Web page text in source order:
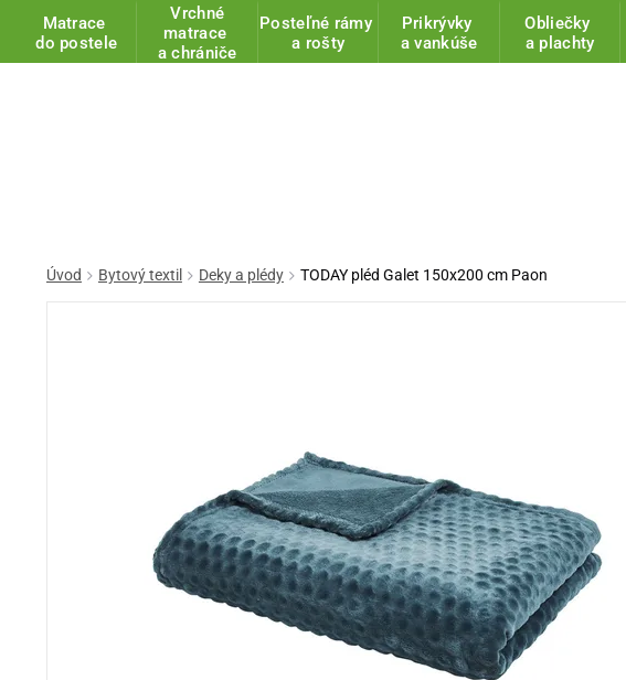
Matrace
do postele
Vrchné
matrace
a chrániče
Posteľné rámy
a rošty
Prikrývky
a vankúše
Obliečky
a plachty
Úvod Bytový textil Deky a plédy TODAY pléd Galet 150x200 cm Paon